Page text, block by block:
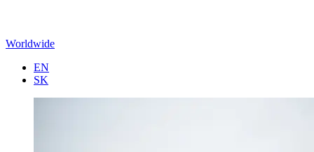
Worldwide
EN
SK